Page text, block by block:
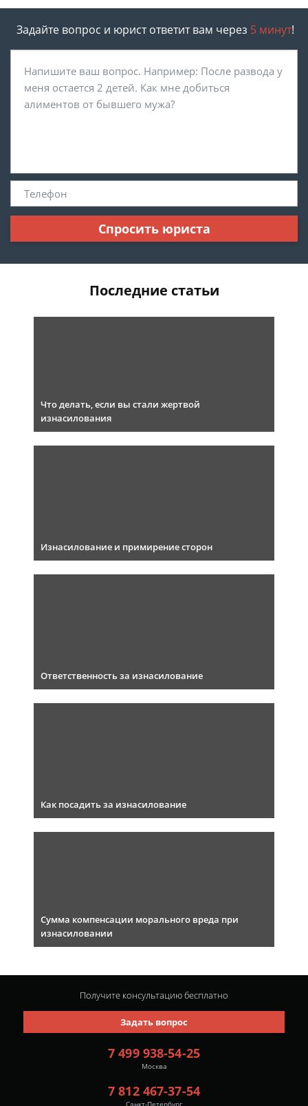
Задайте вопрос и юрист ответит вам через 5 минут!
Спросить юриста
Последние статьи
Что делать, если вы стали жертвой
изнасилования
Изнасилование и примирение сторон
Ответственность за изнасилование
Как посадить за изнасилование
Сумма компенсации морального вреда при
изнасиловании
7 499 938-54-25
Москва
7 812 467-37-54
Задать вопрос
Получите консультациюбесплатно